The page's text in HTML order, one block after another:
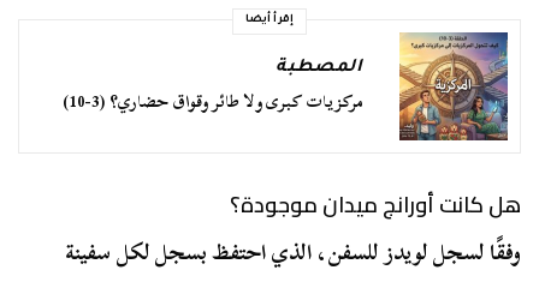
إقرأ أيضا
المصطبة
مركزيات كبرى ولا طائر وقواق حضاري؟ (3-10)
هل كانت أورانج ميدان موجودة؟
وفقًا لسجل لويدز للسفن، الذي احتفظ بسجل لكل سفينة